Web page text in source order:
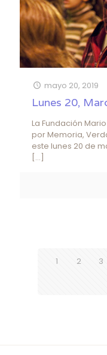
mayo 20, 2019
Lunes 20,
La Fundación
por Memoria,
este lunes 20 de
[…]
1 2 3